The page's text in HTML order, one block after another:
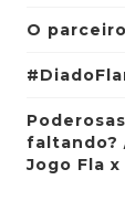
O
faltando?
Jogo Fla x